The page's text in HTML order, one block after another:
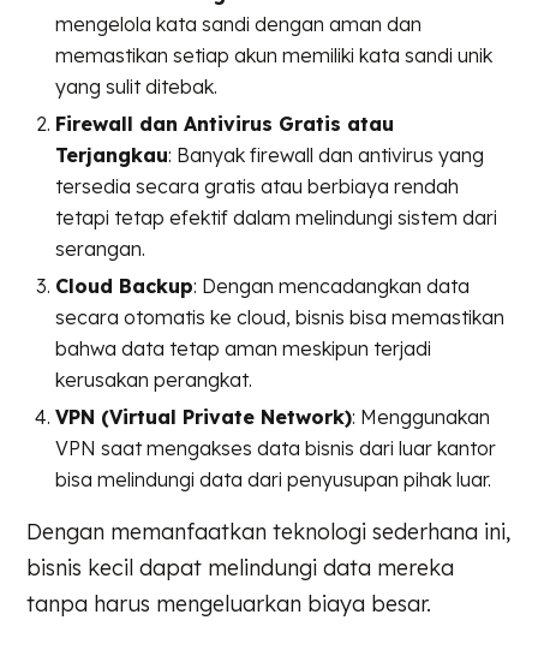
mengelola kata sandi dengan aman dan
memastikan setiap akun memiliki kata sandi unik
yang sulit ditebak.
Firewall dan Antivirus Gratis atau
Terjangkau: Banyak firewall dan antivirus yang
tersedia secara gratis atau berbiaya rendah
tetapi tetap efektif dalam melindungi sistem dari
serangan.
Cloud Backup: Dengan mencadangkan data
secara otomatis ke cloud, bisnis bisa memastikan
bahwa data tetap aman meskipun terjadi
kerusakan perangkat.
VPN (Virtual Private Network): Menggunakan
VPN saat mengakses data bisnis dari luar kantor
bisa melindungi data dari penyusupan pihak luar.
Dengan memanfaatkan teknologi sederhana ini,
bisnis kecil dapat melindungi data mereka
tanpa harus mengeluarkan biaya besar.